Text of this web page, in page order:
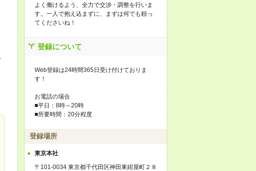
よく働けるよう、全力で交渉・調整を行いま
す。一人で抱え込まずに、まずは何でも頼っ
てくださいね！
登録について
Web登録は24時間365日受け付けておりま
す！
お電話の場合
■平日：8時～20時
■所要時間：20分程度
登録場所
東京本社
〒101-0034 東京都千代田区神田東紺屋町２８